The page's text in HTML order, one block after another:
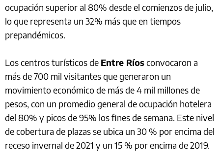
ocupación superior al 80% desde el comienzos de julio,
lo que representa un 32% más que en tiempos
prepandémicos.
Los centros turísticos de Entre Ríosconvocaron a
más de 700 mil visitantes que generaron un
movimiento económico de más de 4 mil millones de
pesos, con un promedio general de ocupación hotelera
del 80% y picos de 95% los fines de semana. Este nivel
de cobertura de plazas se ubica un 30 % por encima del
receso invernal de 2021 y un 15 % por encima de 2019.